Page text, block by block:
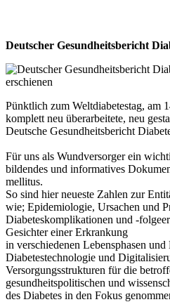
Deutscher Gesundheitsbericht
Pünktlich zum Weltdiabetestag, am
komplett neu überarbeitete, neu
Deutsche Gesundheitsbericht
Für uns als Wundversorger ein
bildendes und informatives
mellitus.
So sind hier neueste Zahlen zur
wie; Epidemiologie, Ursachen und
Diabeteskomplikationen und -
Gesichter einer Erkrankung
in verschiedenen Lebensphasen
Diabetestechnologie und
Versorgungsstrukturen für die
gesundheitspolitischen und
des Diabetes in den Fokus